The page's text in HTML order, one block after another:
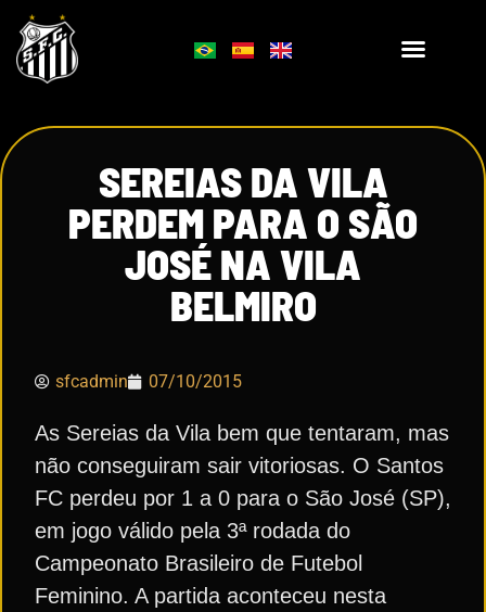
SEREIAS DA VILA
PERDEM PARA O SÃO
JOSÉ NA VILA
BELMIRO
sfcadmin 07/10/2015
As Sereias da Vila bem que tentaram, mas
não conseguiram sair vitoriosas. O Santos
FC perdeu por 1 a 0 para o São José (SP),
em jogo válido pela 3ª rodada do
Campeonato Brasileiro de Futebol
Feminino. A partida aconteceu nesta